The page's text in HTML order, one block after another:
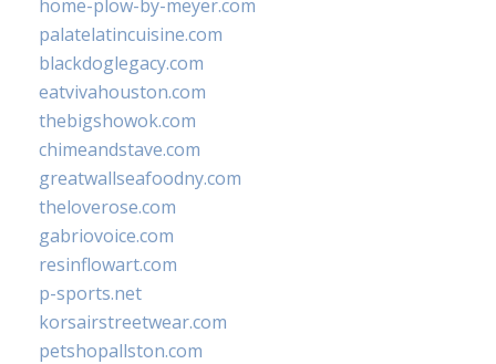
home-plow-by-meyer.com
palatelatincuisine.com
blackdoglegacy.com
eatvivahouston.com
thebigshowok.com
chimeandstave.com
greatwallseafoodny.com
theloverose.com
gabriovoice.com
resinflowart.com
p-sports.net
korsairstreetwear.com
petshopallston.com